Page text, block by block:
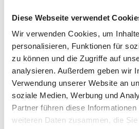
Diese Webseite verwendet
Wir verwenden Cookies, um
personalisieren, Funktionen für
zu können und die Zugriffe auf
analysieren. Außerdem geben wir
Verwendung unserer Website an
soziale Medien, Werbung und
Partner führen diese
weiteren Daten zusammen, die
ABS
Servolenkung
Aufbau
Fahrradträger für 2 Räder